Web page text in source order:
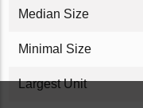
Median Size
Minimal Size
Largest Unit